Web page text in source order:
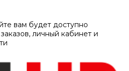
вам будет доступно
личный кабинет и